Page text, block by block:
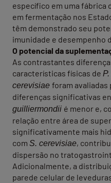
específico em uma fábrica
em fermentação nos
têm demonstrado seu
imunidade e desempenho
O potencial da
As contrastantes
características físicas de
cerevisiae foram avaliadas
diferenças significativas
guilliermondii é menor e,
relação entre área de
significativamente mais
com S. cerevisiae,
dispersão no
Adicionalmente, a
parede celular de